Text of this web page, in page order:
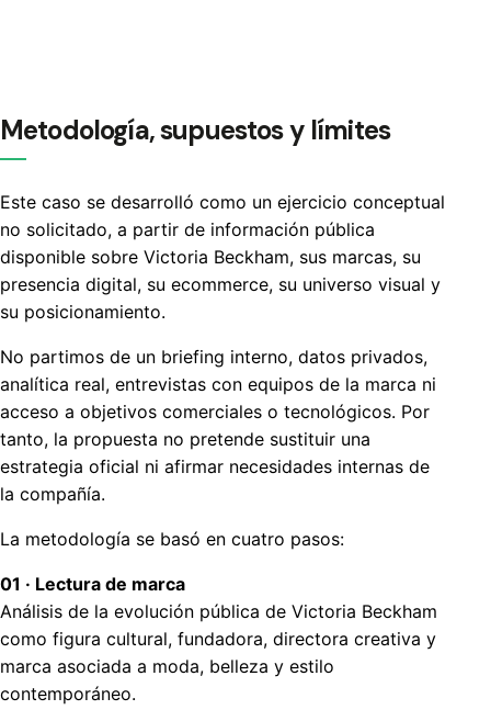
Metodología, supuestos y límites
Este caso se desarrolló como un ejercicio conceptual
no solicitado, a partir de información pública
disponible sobre Victoria Beckham, sus marcas, su
presencia digital, su ecommerce, su universo visual y
su posicionamiento.
No partimos de un briefing interno, datos privados,
analítica real, entrevistas con equipos de la marca ni
acceso a objetivos comerciales o tecnológicos. Por
tanto, la propuesta no pretende sustituir una
estrategia oficial ni afirmar necesidades internas de
la compañía.
La metodología se basó en cuatro pasos:
01 · Lectura de marca
Análisis de la evolución pública de Victoria Beckham
como figura cultural, fundadora, directora creativa y
marca asociada a moda, belleza y estilo
contemporáneo.